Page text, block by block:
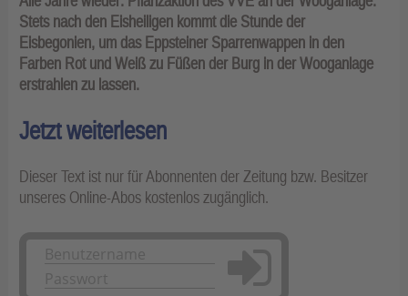
Stets nach den Eisheiligen kommt die Stunde der
Eisbegonien, um das Eppsteiner Sparrenwappen in den
Farben Rot und Weiß zu Füßen der Burg in der Woog­anlage
erstrahlen zu lassen.
Jetzt weiterlesen
Dieser Text ist nur für Abonnenten der Zeitung bzw. Besitzer
unseres Online-Abos kostenlos zugänglich.
Anmelden